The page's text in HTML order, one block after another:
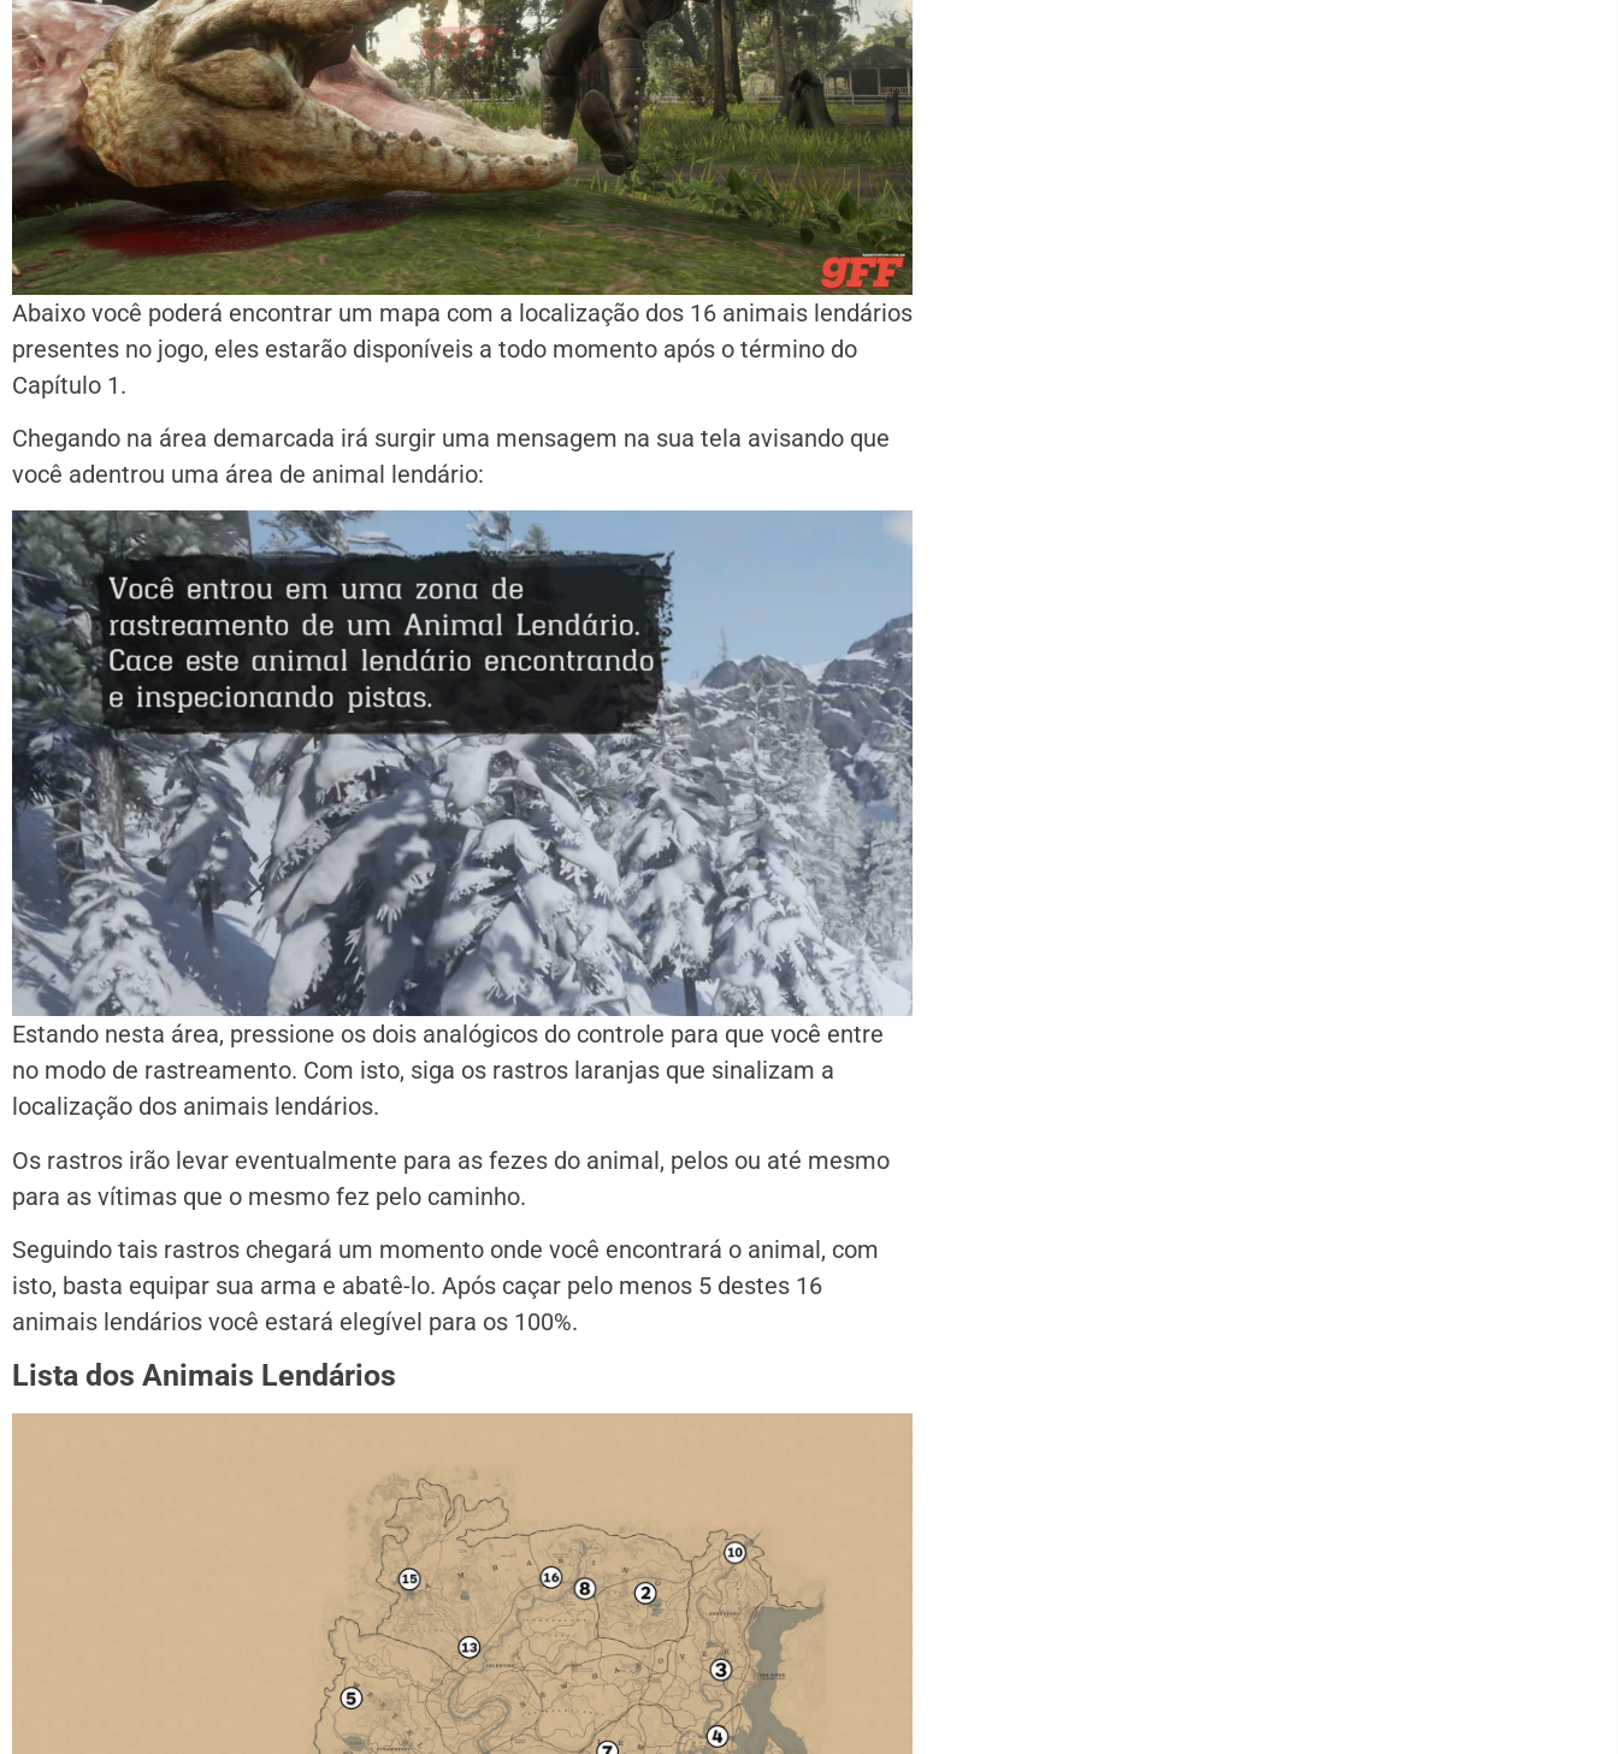
Abaixo você poderá encontrar um mapa com a localização dos 16 animais lendários
presentes no jogo, eles estarão disponíveis a todo momento após o término do
Capítulo 1.
Chegando na área demarcada irá surgir uma mensagem na sua tela avisando que
você adentrou uma área de animal lendário:
Estando nesta área, pressione os dois analógicos do controle para que você entre
no modo de rastreamento. Com isto, siga os rastros laranjas que sinalizam a
localização dos animais lendários.
Os rastros irão levar eventualmente para as fezes do animal, pelos ou até mesmo
para as vítimas que o mesmo fez pelo caminho.
Seguindo tais rastros chegará um momento onde você encontrará o animal, com
isto, basta equipar sua arma e abatê-lo. Após caçar pelo menos 5 destes 16
animais lendários você estará elegível para os 100%.
Lista dos Animais Lendários